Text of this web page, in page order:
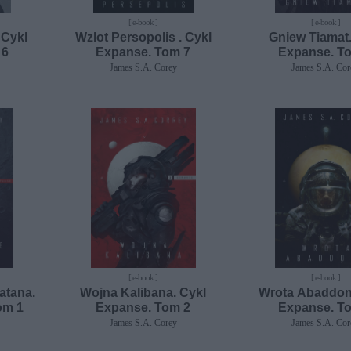
[ e-book ]
Wzlot Persopolis . Cykl
Expanse. Tom 7
James S.A. Corey
[ e-book ]
Gniew
Expanse.
James S.A.
1
[ e-book ]
Wojna Kalibana. Cykl
Expanse. Tom 2
James S.A. Corey
[ e-book ]
Wrota
Expanse.
James S.A.